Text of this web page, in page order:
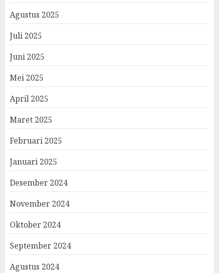
Agustus 2025
Juli 2025
Juni 2025
Mei 2025
April 2025
Maret 2025
Februari 2025
Januari 2025
Desember 2024
November 2024
Oktober 2024
September 2024
Agustus 2024